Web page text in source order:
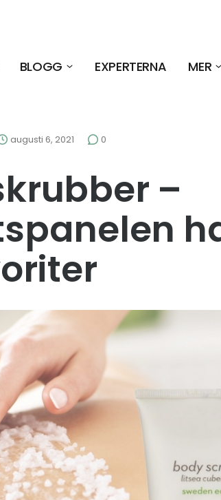
BLOGG EXPERTERNA MER
augusti 6, 2021 0
–